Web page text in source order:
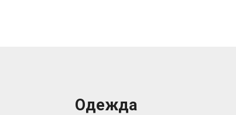
Одежда